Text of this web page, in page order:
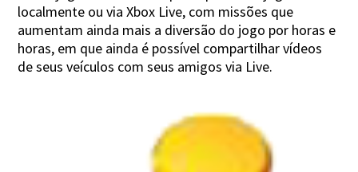
localmente ou via Xbox Live, com missões que
aumentam ainda mais a diversão do jogo por horas e
horas, em que ainda é possível compartilhar vídeos
de seus veículos com seus amigos via Live.